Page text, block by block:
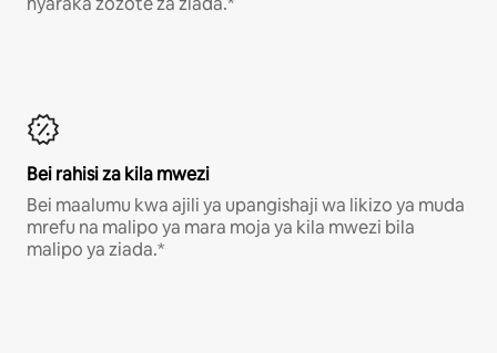
Bei rahisi za kila mwezi
Bei maalumu kwa ajili ya upangishaji wa likizo ya muda
mrefu na malipo ya mara moja ya kila mwezi bila
malipo ya ziada.*